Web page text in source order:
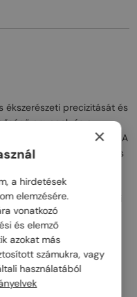
ékszerészeti precizitását és
anyagok és a
egyedi műalkotássá tesz. A
a márka ikonikus
díszítések, amelyek
a modelleknek. A
keretek és a művészi
nemcsak a
is kiemelkednek. A
akik a prémium
eleganciát keresik. Az
egyes darabban
jelentését.
×
a hirdetések
elemzésére.
vonatkozó
és elemző
azokat más
számukra, vagy
használatából